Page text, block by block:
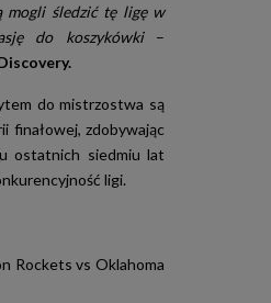
mogli śledzić tę ligę w
do koszykówki–
do mistrzostwa są
finałowej, zdobywając
ostatnich siedmiu lat
ligi.
Rockets vs Oklahoma